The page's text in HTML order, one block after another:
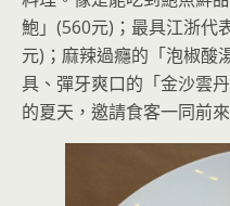
鮑」(560元)；最具江浙代
元)；麻辣過癮的「泡椒酸
具、彈牙爽口的「金沙雲
的夏天，邀請食客一同前來